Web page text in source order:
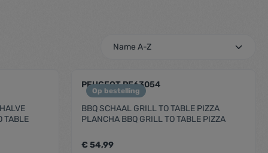
TABLE
Op bestelling
PEUGEOT PE63054
BBQ SCHAAL GRILL TO TABLE PIZZA
PLANCHA BBQ GRILL TO TABLE PIZZA
€ 54,99